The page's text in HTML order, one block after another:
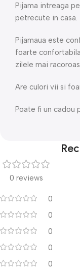
Pijama intreaga
petrecute in casa.
Pijamaua este
foarte
zilele mai
Are culori vii si
Poate fi un cadou
0 reviews
0
0
0
0
0